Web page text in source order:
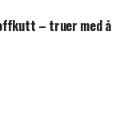
– truer med å